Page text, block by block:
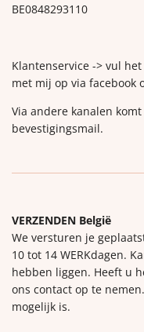
BE0848293110
Klantenservice -> vul
met mij op via facebook
Via andere kanalen
bevestigingsmail.
VERZENDEN België
We versturen je
10 tot 14 WERKdagen.
hebben liggen. Heeft u
ons contact op te
mogelijk is.